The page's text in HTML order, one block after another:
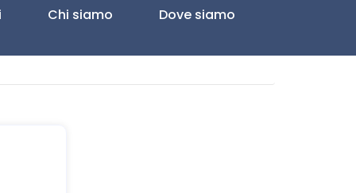
Chi siamo Dove siamo